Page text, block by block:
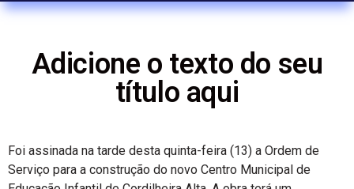
Adicione o texto do seu
título aqui
Foi assinada na tarde desta quinta-feira (13) a Ordem de
Serviço para a construção do novo Centro Municipal de